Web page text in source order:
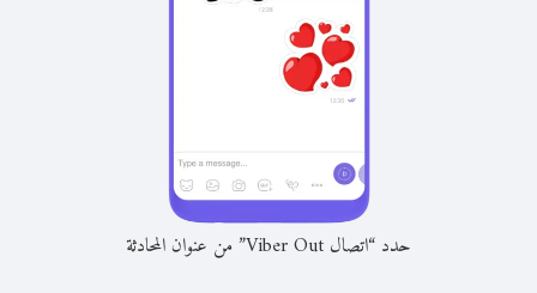
حدد “اتصال Viber Out” من عنوان المحادثة